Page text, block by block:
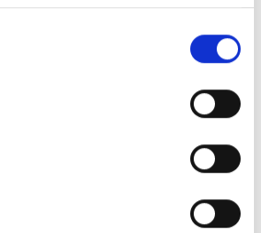
MEER INFORMATIE